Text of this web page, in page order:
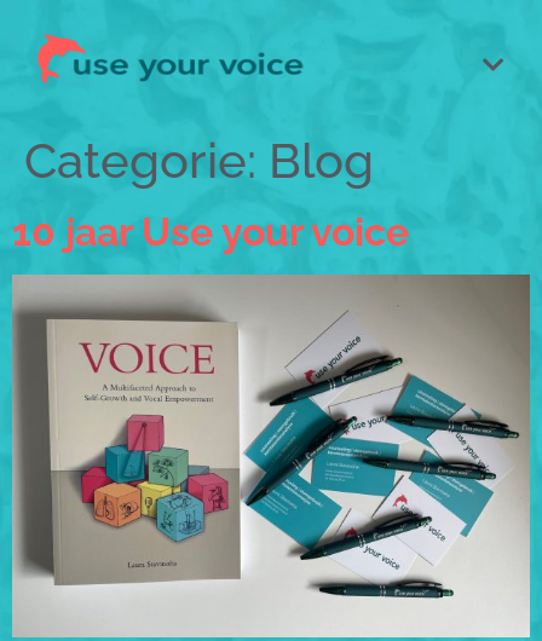
Categorie: Blog
10 jaar Use your voice